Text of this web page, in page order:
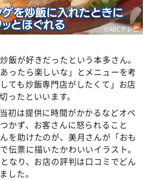
©ABCテレビ
飯が好きだったという本多さん。
ったら楽しいな」とメニューを考
ても炒飯専門店がしたくて」お店
ったといいます。
初は提供に時間がかかるなどオペ
かず、お客さんに怒られること
を助けたのが、美月さんが「おも
伝票に描いたかわいいイラスト。
なり、お店の評判は口コミでどん
した。